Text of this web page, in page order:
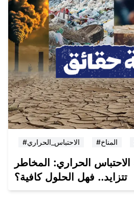
#الاحتباس_الحراري #المناخ
الحراري: المخاطر
تتزايد.. فهل الحلول كافية؟